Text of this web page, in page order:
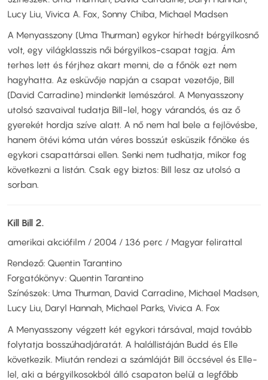
Lucy Liu, Vivica A. Fox, Sonny Chiba, Michael Madsen
A Menyasszony (Uma Thurman) egykor hírhedt bérgyilkosnő
volt, egy világklasszis női bérgyilkos-csapat tagja. Ám
terhes lett és férjhez akart menni, de a főnök ezt nem
hagyhatta. Az esküvője napján a csapat vezetője, Bill
(David Carradine) mindenkit lemészárol. A Menyasszony
utolsó szavaival tudatja Bill-lel, hogy várandós, és az ő
gyerekét hordja szíve alatt. A nő nem hal bele a fejlövésbe,
hanem ötévi kóma után véres bosszút esküszik főnöke és
egykori csapattársai ellen. Senki nem tudhatja, mikor fog
következni a listán. Csak egy biztos: Bill lesz az utolsó a
sorban.
Kill Bill 2.
amerikai akciófilm / 2004 / 136 perc / Magyar felirattal
Rendező: Quentin Tarantino
Forgatókönyv: Quentin Tarantino
Színészek: Uma Thurman, David Carradine, Michael Madsen,
Lucy Liu, Daryl Hannah, Michael Parks, Vivica A. Fox
A Menyasszony végzett két egykori társával, majd tovább
folytatja bosszúhadjáratát. A halállistáján Budd és Elle
következik. Miután rendezi a számláját Bill öccsével és Elle-
lel, aki a bérgyilkosokból álló csapaton belül a legfőbb